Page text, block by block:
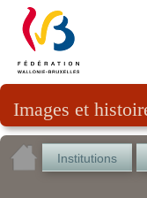
Images et
Institutions